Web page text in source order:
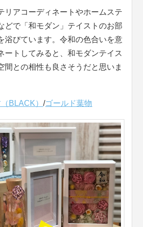
リアコーディネートやホームステ
どで「和モダン」テイストのお部
浴びています。令和の色合いを意
ートしてみると、和モダンテイス
間との相性も良さそうだと思いま
BLACK）/ゴールド葉物